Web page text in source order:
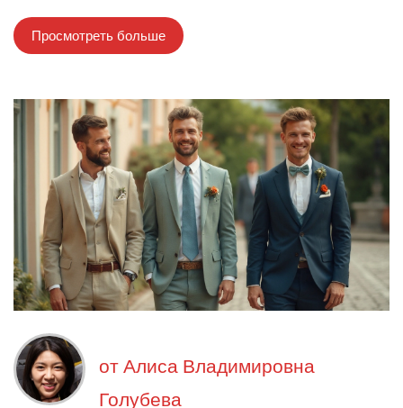
Просмотреть больше
отАлиса Владимировна
Голубева